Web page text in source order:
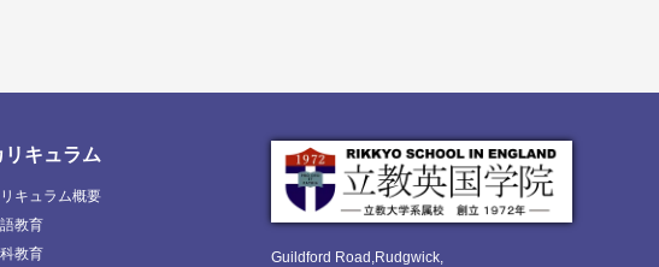
Guildford Road,Rudgwick,
リキュラム
キュラム概要
教育
教育